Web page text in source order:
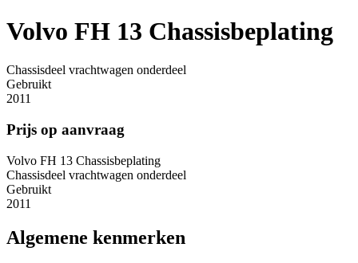
Volvo FH 13 Chassisbeplating
Chassisdeel vrachtwagen onderdeel
Gebruikt
2011
Prijs op aanvraag
Volvo FH 13 Chassisbeplating
Chassisdeel vrachtwagen onderdeel
Gebruikt
2011
Algemene kenmerken